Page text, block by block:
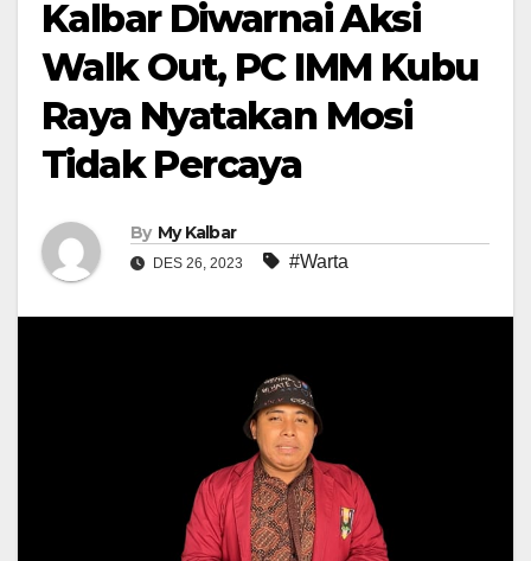
Kalbar Diwarnai Aksi
Walk Out, PC IMM Kubu
Raya Nyatakan Mosi
Tidak Percaya
By My Kalbar
DES 26, 2023 #Warta